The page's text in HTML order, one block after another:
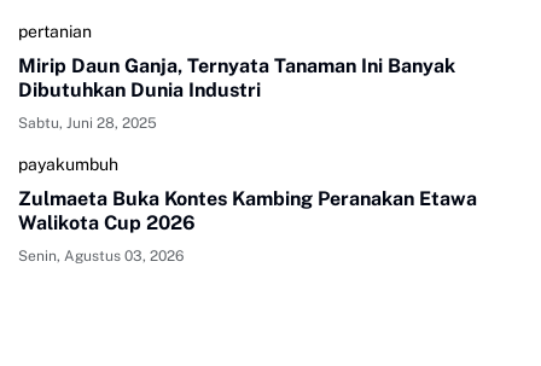
pertanian
Mirip Daun Ganja, Ternyata Tanaman Ini Banyak
Dibutuhkan Dunia Industri
Sabtu, Juni 28, 2025
payakumbuh
Zulmaeta Buka Kontes Kambing Peranakan Etawa
Walikota Cup 2026
Senin, Agustus 03, 2026